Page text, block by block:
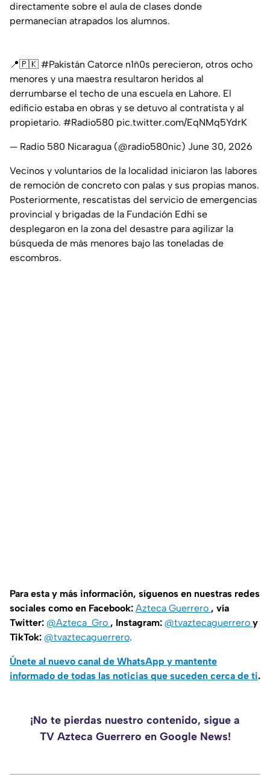
directamente sobre el aula de clases donde
permanecían atrapados los alumnos.
📍🇵🇰 #Pakistán Catorce n1ñ0s perecieron, otros ocho
menores y una maestra resultaron heridos al
derrumbarse el techo de una escuela en Lahore. El
edificio estaba en obras y se detuvo al contratista y al
propietario. #Radio580 pic.twitter.com/EqNMq5YdrK
— Radio 580 Nicaragua (@radio580nic) June 30, 2026
Vecinos y voluntarios de la localidad iniciaron las labores
de remoción de concreto con palas y sus propias manos.
Posteriormente, rescatistas del servicio de emergencias
provincial y brigadas de la Fundación Edhi se
desplegaron en la zona del desastre para agilizar la
búsqueda de más menores bajo las toneladas de
escombros.
Para esta y más información, síguenos en nuestras redes
sociales como en Facebook: Azteca Guerrero , vía
Twitter: @Azteca_Gro , Instagram: @tvaztecaguerrero y
TikTok: @tvaztecaguerrero.
Únete al nuevo canal de WhatsApp y mantente
informado de todas las noticias que suceden cerca de ti.
¡No te pierdas nuestro contenido, sigue a
TV Azteca Guerrero en Google News!